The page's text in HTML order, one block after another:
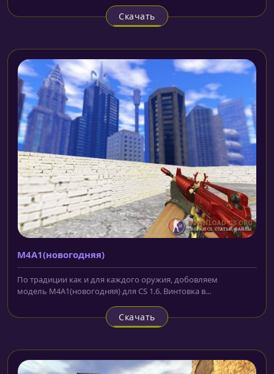
Скачать
M4A1(новогодняя)
По традиции как и для каждого оружия, добовляем
модель M4A1(новогодняя) для CS 1.6. Винтовка в...
Скачать